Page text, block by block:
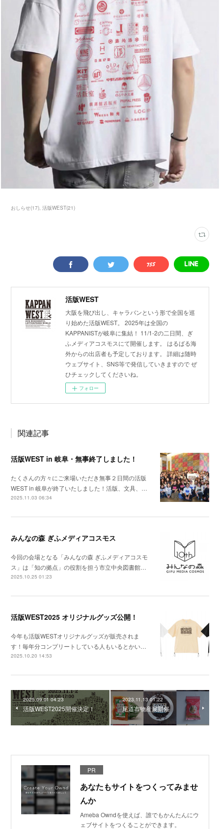
おしらせ(17) 活版WEST(21)
活版WEST
大阪を飛び出し、キャラバンという形で全国を巡
り始めた活版WEST。 2025年は全国の
KAPPANISTが岐阜に集結！ 11/1-2の二日間、ぎ
ふメディアコスモスにて開催します。 はるばる海
外からの出店者も予定しております。 詳細は随時
ウェブサイト、SNS等で発信していきますので ぜ
ひチェックしてくださいね。
フォロー
関連記事
活版WEST in 岐阜・無事終了しました！
たくさんの方々にご来場いただき無事２日間の活版
WEST in 岐阜が終了いたしました！活版、文具、…
2025.11.03 06:34
みんなの森 ぎふメディアコスモス
今回の会場となる「みんなの森 ぎふメディアコスモ
ス」は「知の拠点」の役割を担う市立中央図書館…
2025.10.25 01:23
活版WEST2025 オリジナルグッズ公開！
今年も活版WESTオリジナルグッズが販売されま
す！毎年分コンプリートしている人もいるとかい…
2025.10.20 14:53
2025.09.01 04:23
活版WEST2025開催決定！
2023.11.13 01:22
尾道市物産展開催
PR
あなたもサイトをつくってみませ
んか
Ameba Owndを使えば、誰でもかんたんにウ
ェブサイトをつくることができます。